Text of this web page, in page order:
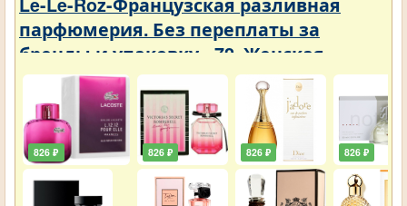
парфюмерия. Без переплаты за
бренды и упаковку - 72. Женская -
Парфюмерия с фиксатором 50 ml
826 ₽ 826 ₽ 826 ₽ 826 ₽